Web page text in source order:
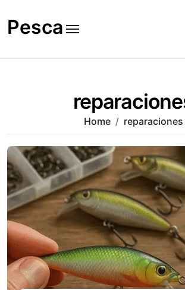
to
content
Pesca
Home reparaciones